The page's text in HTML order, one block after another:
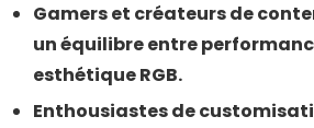
Gamers et créateurs de
un équilibre entre
esthétique RGB.
Enthousiastes de